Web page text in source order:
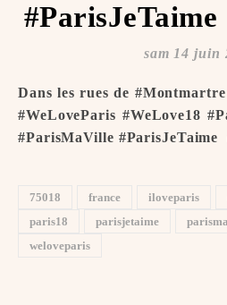
sam 14 juin
Dans les rues de #Montmartre #Paris 🌞 #ILoveParis
#WeLoveParis #WeLove18
#ParisMaVille #ParisJeTaime
75018 france iloveparis
paris18
parisjetaime
weloveparis